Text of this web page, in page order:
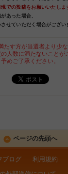
での投稿をお願いいたしま
あった場合、
せていただく場合がござい
たす方が当選者より少な
人数に満たないことが
予めご了承ください。
ページの先頭へ
ブログ 利用規約